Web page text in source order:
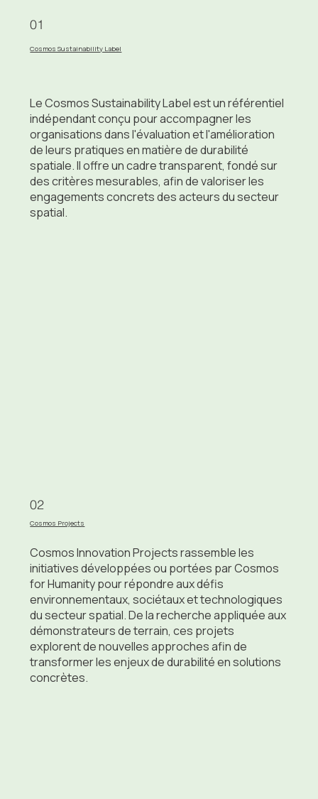
01
Cosmos Sustainability Label
Le Cosmos Sustainability Label est un référentiel
indépendant conçu pour accompagner les
organisations dans l'évaluation et l'amélioration
de leurs pratiques en matière de durabilité
spatiale. Il offre un cadre transparent, fondé sur
des critères mesurables, afin de valoriser les
engagements concrets des acteurs du secteur
spatial.
02
Cosmos Projects
Cosmos Innovation Projects rassemble les
initiatives développées ou portées par Cosmos
for Humanity pour répondre aux défis
environnementaux, sociétaux et technologiques
du secteur spatial. De la recherche appliquée aux
démonstrateurs de terrain, ces projets
explorent de nouvelles approches afin de
transformer les enjeux de durabilité en solutions
concrètes.